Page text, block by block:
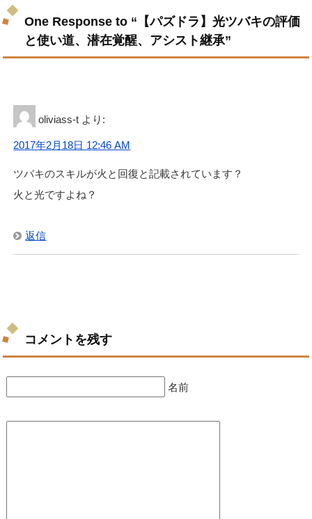
One Response to “【パズドラ】光ツバキの評価
と使い道、潜在覚醒、アシスト継承”
oliviass-t より:
2017年2月18日 12:46 AM
ツバキのスキルが火と回復と記載されています？
火と光ですよね？
返信
コメントを残す
名前